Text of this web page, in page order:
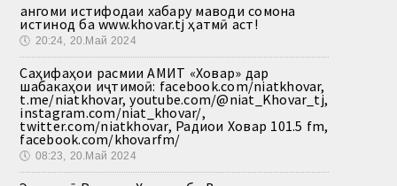
Ҳангоми истифодаи хабару маводи сомона
истинод ба www.khovar.tj ҳатмӣ аст!
🕔 20:24, 20.Май 2024
Саҳифаҳои расмии АМИТ «Ховар» дар
шабакаҳои иҷтимоӣ: facebook.com/niatkhovar,
t.me/niatkhovar, youtube.com/@niat_Khovar_tj,
instagram.com/niat_khovar/,
twitter.com/niatkhovar, Радиои Ховар 101.5 fm,
facebook.com/khovarfm/
🕔 08:23, 20.Май 2024